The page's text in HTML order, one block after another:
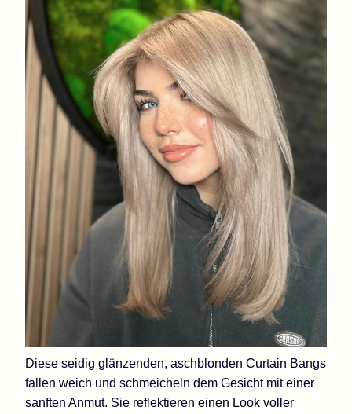
Diese seidig glänzenden, aschblonden Curtain Bangs
fallen weich und schmeicheln dem Gesicht mit einer
sanften Anmut. Sie reflektieren einen Look voller